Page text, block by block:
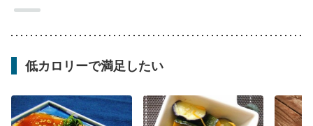
低カロリーで満足したい